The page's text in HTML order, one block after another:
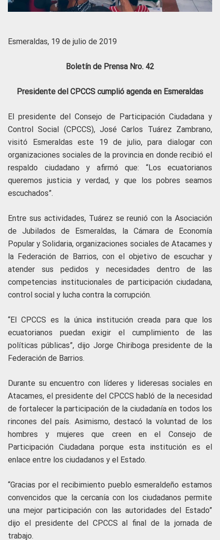
Esmeraldas, 19 de julio de 2019
Boletín de Prensa Nro. 42
Presidente del CPCCS cumplió agenda en Esmeraldas
El presidente del Consejo de Participación Ciudadana y
Control Social (CPCCS), José Carlos Tuárez Zambrano,
visitó Esmeraldas este 19 de julio, para dialogar con
organizaciones sociales de la provincia en donde recibió el
respaldo ciudadano y afirmó que: “Los ecuatorianos
queremos justicia y verdad, y que los pobres seamos
escuchados”.
Entre sus actividades, Tuárez se reunió con la Asociación
de Jubilados de Esmeraldas, la Cámara de Economía
Popular y Solidaria, organizaciones sociales de Atacames y
la Federación de Barrios, con el objetivo de escuchar y
atender sus pedidos y necesidades dentro de las
competencias institucionales de participación ciudadana,
control social y lucha contra la corrupción.
“El CPCCS es la única institución creada para que los
ecuatorianos puedan exigir el cumplimiento de las
políticas públicas”, dijo Jorge Chiriboga presidente de la
Federación de Barrios.
Durante su encuentro con líderes y lideresas sociales en
Atacames, el presidente del CPCCS habló de la necesidad
de fortalecer la participación de la ciudadanía en todos los
rincones del país. Asimismo, destacó la voluntad de los
hombres y mujeres que creen en el Consejo de
Participación Ciudadana porque esta institución es el
enlace entre los ciudadanos y el Estado.
“Gracias por el recibimiento pueblo esmeraldeño estamos
convencidos que la cercanía con los ciudadanos permite
una mejor participación con las autoridades del Estado”
dijo el presidente del CPCCS al final de la jornada de
trabajo.